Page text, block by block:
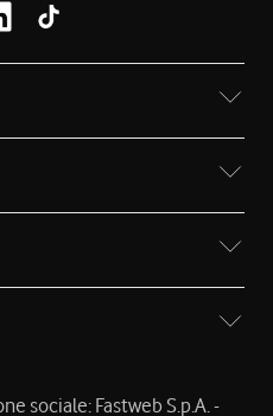
sociale: Fastweb S.p.A. -